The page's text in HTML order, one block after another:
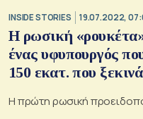
INSIDE STORIES 19.07.2022,
H ρωσική
ένας υφυπουργός
150 εκατ. που ξεκινά
Η πρώτη ρωσική